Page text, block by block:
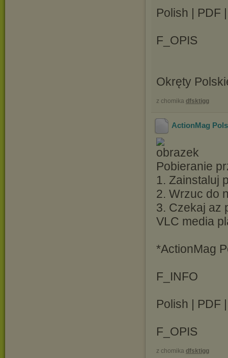
Polish | PDF
F_OPIS
Okręty
z chomika dfsktigg
ActionMag
Pobieranie
1. Zainstaluj
2. Wrzuc do
3. Czekaj az
VLC media
*ActionMag
F_INFO
Polish | PDF
F_OPIS
z chomika dfsktigg